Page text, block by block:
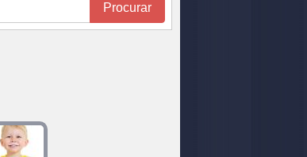
Procurar